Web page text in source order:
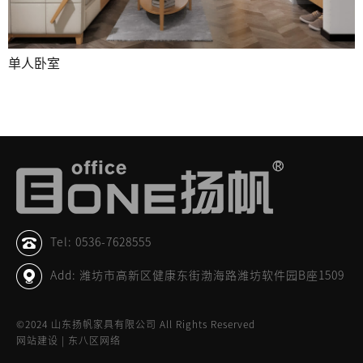
单人卧室
Tel: 0536-7628555
Add: 潍坊市高新区健康东街渤海路潍坊软件园B座1509
©2024 山东扬帆家具有限公司 All Rights Reserved
网站建设 | 东八区网络